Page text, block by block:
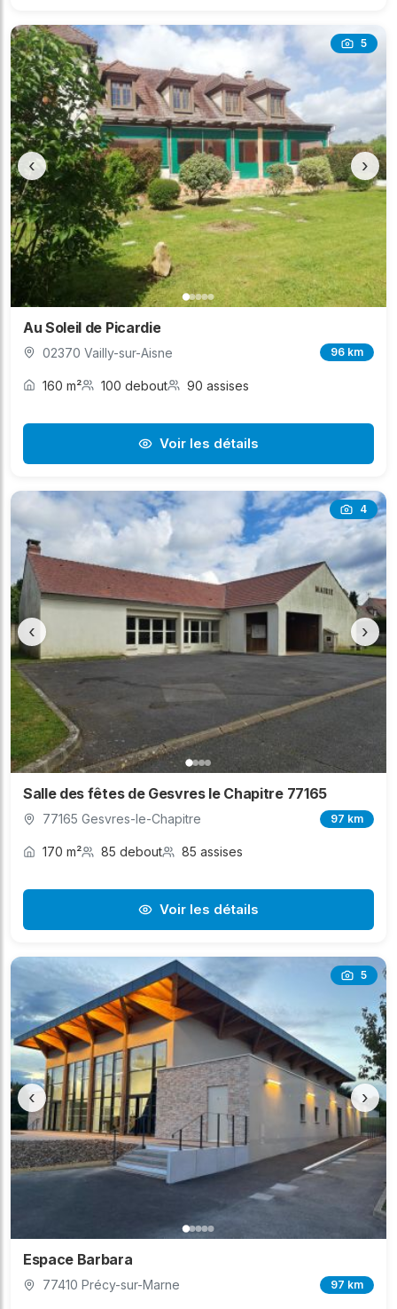
5
‹ ›
Au Soleil de Picardie
02370 Vailly-sur-Aisne 96 km
160 m² 100 debout 90 assises
Voir les détails
4
‹ ›
Salle des fêtes de Gesvres le Chapitre 77165
77165 Gesvres-le-Chapitre 97 km
170 m² 85 debout 85 assises
Voir les détails
5
‹ ›
Espace Barbara
77410 Précy-sur-Marne 97 km